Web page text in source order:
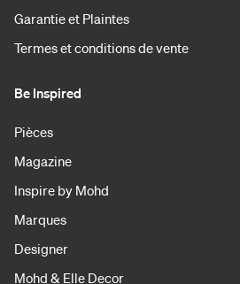
Garantie et Plaintes
Termes et conditions de vente
Be Inspired
Pièces
Magazine
Inspire by Mohd
Marques
Designer
Mohd & Elle Decor